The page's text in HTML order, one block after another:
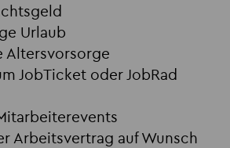
Urlaub
Altersvorsorge
JobTicket oder JobRad
Arbeitsvertrag auf Wunsch